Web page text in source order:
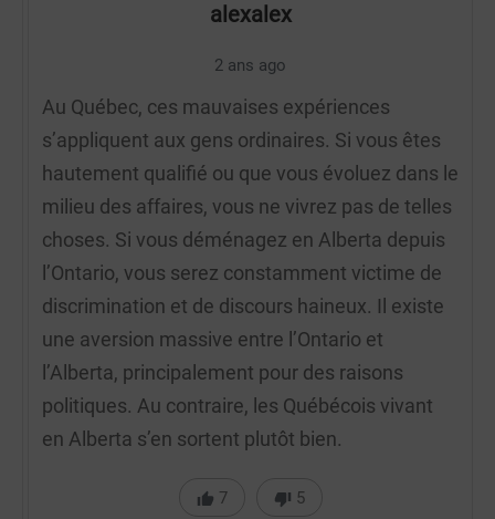
alexalex
2 ans ago
Au Québec, ces mauvaises expériences
s’appliquent aux gens ordinaires. Si vous êtes
hautement qualifié ou que vous évoluez dans le
milieu des affaires, vous ne vivrez pas de telles
choses. Si vous déménagez en Alberta depuis
l’Ontario, vous serez constamment victime de
discrimination et de discours haineux. Il existe
une aversion massive entre l’Ontario et
l’Alberta, principalement pour des raisons
politiques. Au contraire, les Québécois vivant
en Alberta s’en sortent plutôt bien.
7 5